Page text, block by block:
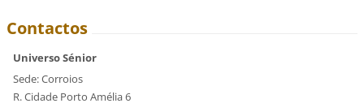
Contactos
Universo Sénior
Sede: Corroios
R. Cidade Porto Amélia 6